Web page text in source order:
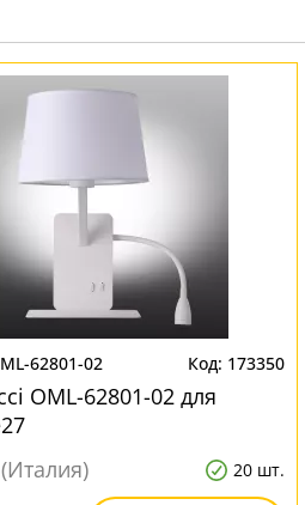
62801-02 173350
OML-62801-02 для
20 шт.